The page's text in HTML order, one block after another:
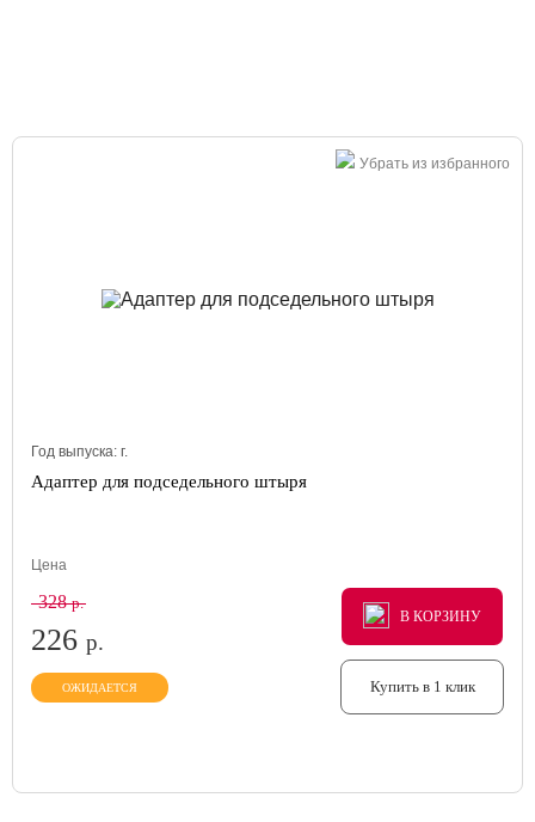
Убрать из избранного
Год выпуска: г.
Адаптер для подседельного штыря
Цена
328р.
226 р.
ОЖИДАЕТСЯ
В КОРЗИНУ
В КОРЗИНУ
В КОРЗИНУ
Купить в 1 клик